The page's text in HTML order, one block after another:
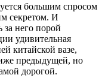
большим спросом
секретом. И
него порой
удивительная
китайской вазе,
предыдущей, но
дорогой.